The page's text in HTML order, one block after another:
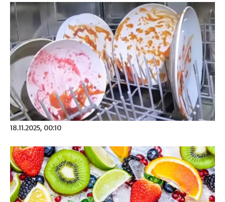
18.11.2025, 00:10